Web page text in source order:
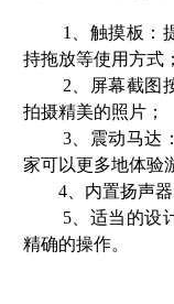
1、触摸板：提
持拖放等使用方式；
2、屏幕截图按
拍摄精美的照片；
3、震动马达：
家可以更多地体验
4、内置扬声器
5、适当的设计
精确的操作。